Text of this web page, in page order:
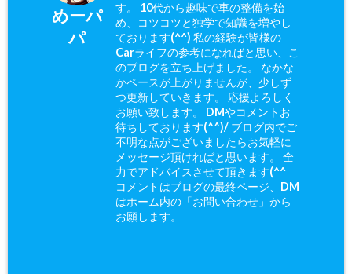
めーパ
パ
す。 10代から趣味で車の整備を始
め、コツコツと独学で知識を増やし
ております(^^) 私の経験が皆様の
Carライフの参考になればと思い、こ
のブログを立ち上げました。 なかな
かペースが上がりませんが、少しず
つ更新していきます。 応援よろしく
お願い致します。 DMやコメントお
待ちしております(^^)/ ブログ内でご
不明な点がございましたらお気軽に
メッセージ頂ければと思います。 全
力でアドバイスさせて頂きます(^^ゞ
コメントはブログの最終ページ、DM
はホーム内の「お問い合わせ」から
お願します。